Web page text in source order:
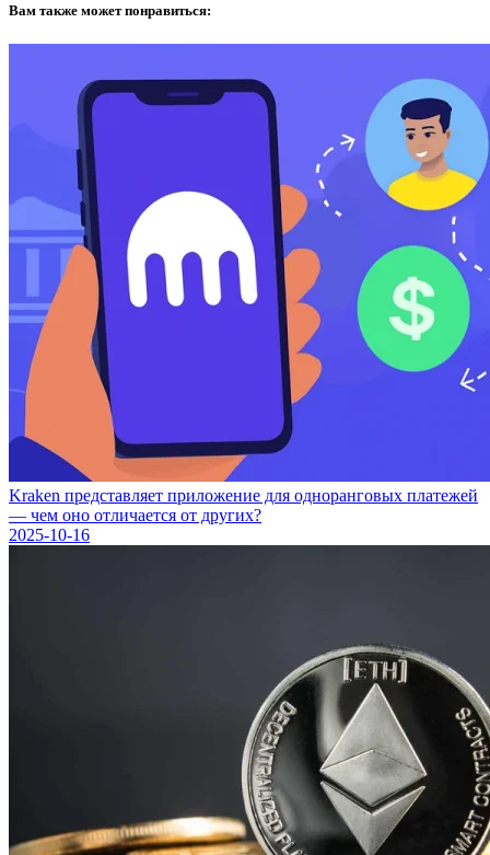
Вам также может понравиться:
Kraken представляет приложение для одноранговых платежей
— чем оно отличается от других?
2025-10-16